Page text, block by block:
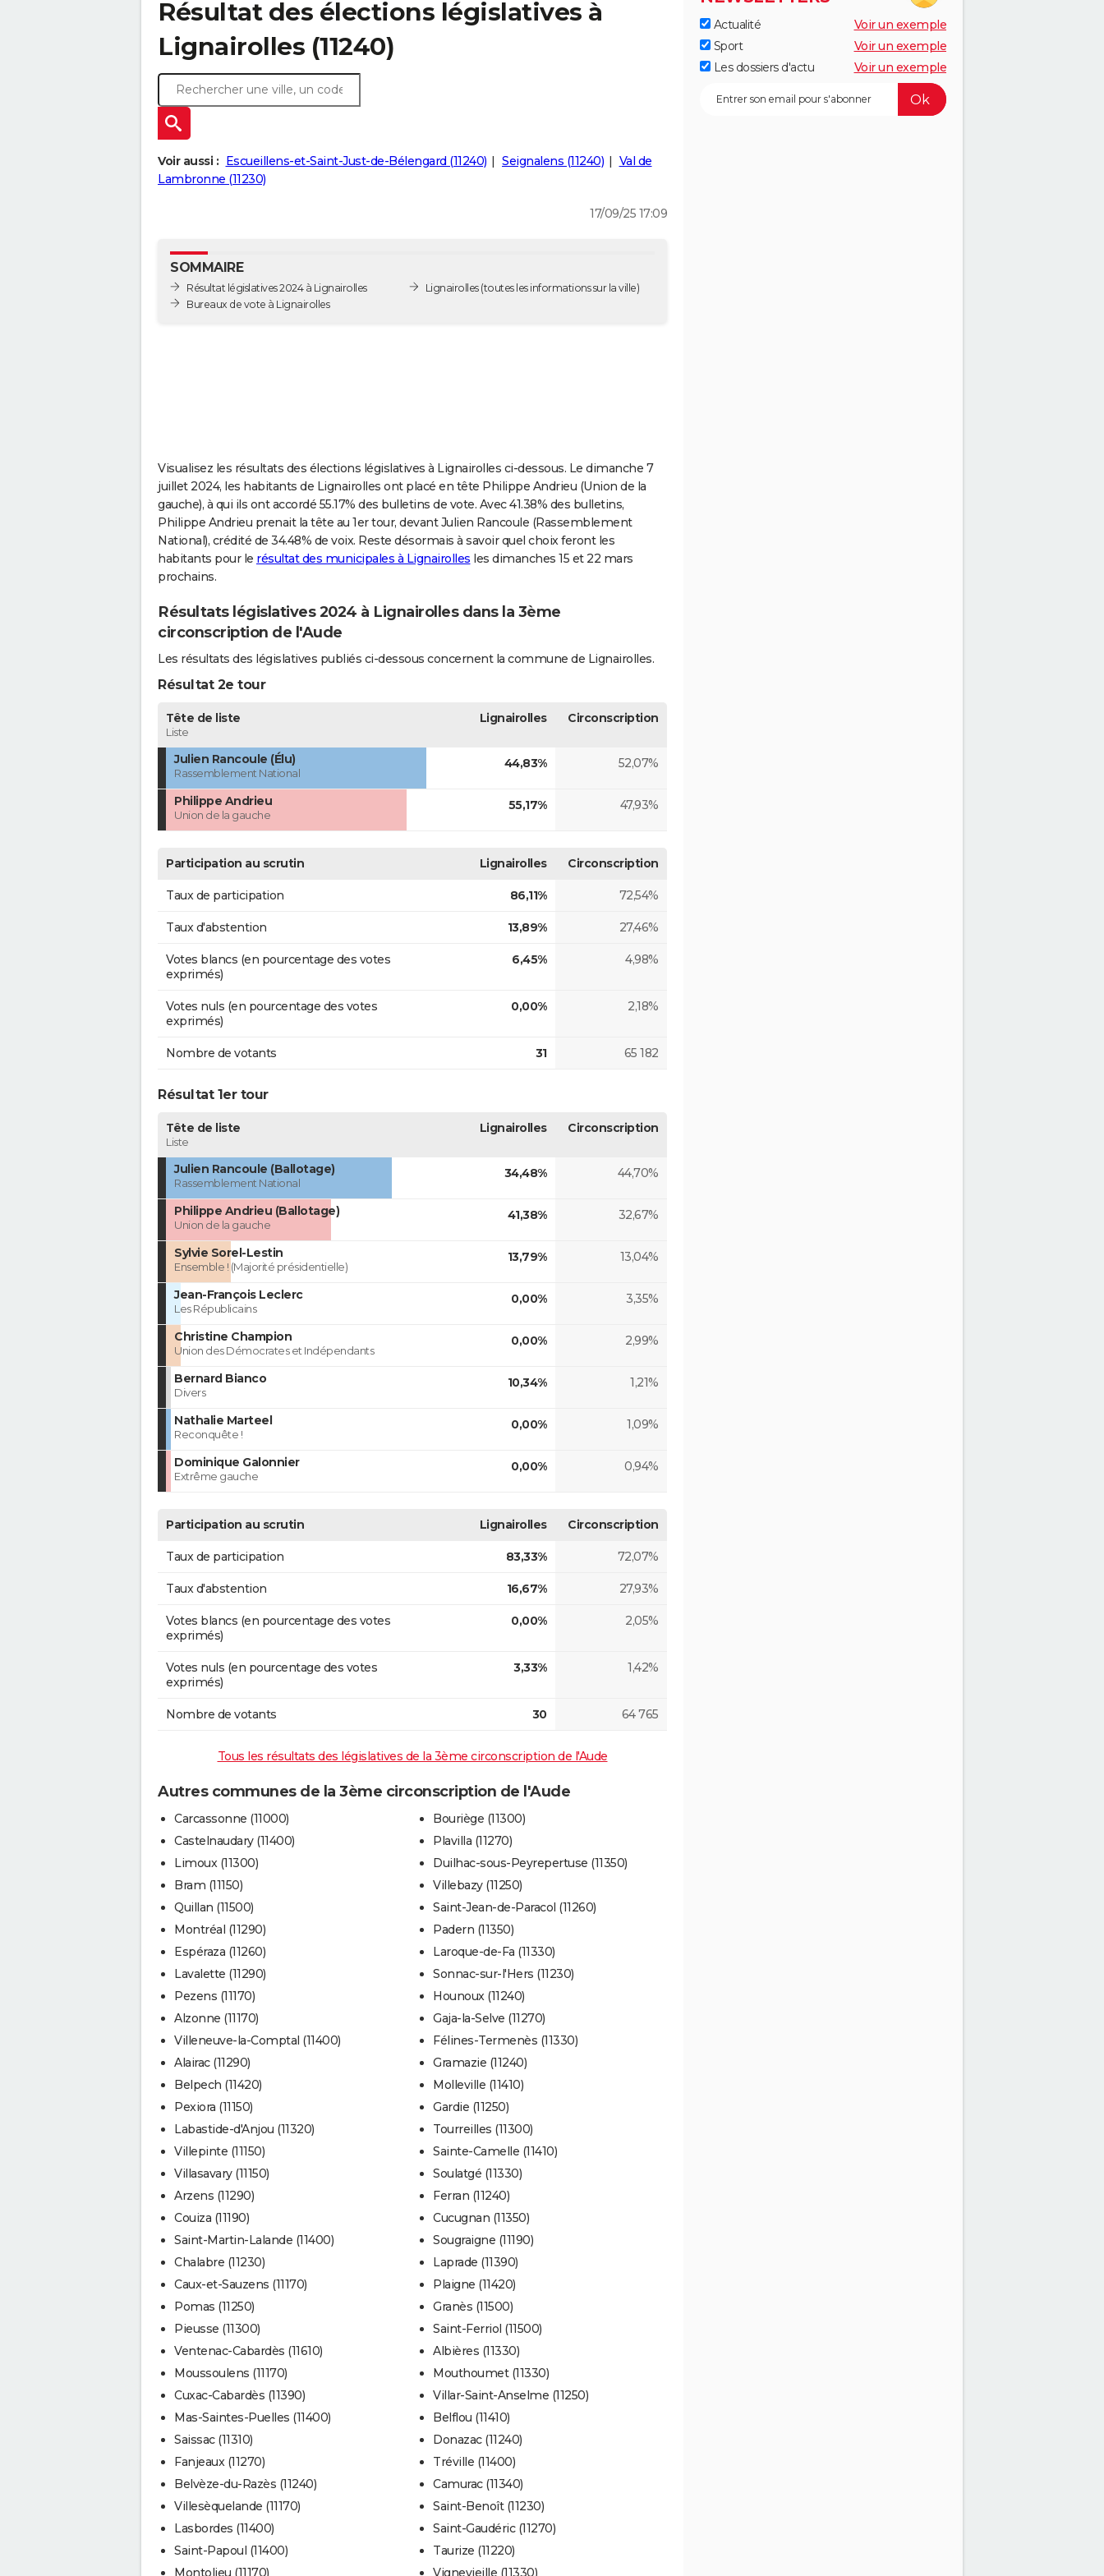
Résultat des élections législatives à
Lignairolles (11240)
Voir aussi : Escueillens-et-Saint-Just-de-Bélengard (11240) Seignalens (11240)
Val de
Lambronne (11230)
17/09/25 17:09
SOMMAIRE
Résultat législatives 2024 à Lignairolles
Bureaux de vote à Lignairolles
Lignairolles(toutes les informations sur la ville)
Visualisez les résultats des élections législatives à Lignairolles ci-dessous. Le dimanche 7
juillet 2024, les habitants de Lignairolles ont placé en tête Philippe Andrieu (Union de la
gauche), à qui ils ont accordé 55.17% des bulletins de vote. Avec 41.38% des bulletins,
Philippe Andrieu prenait la tête au 1er tour, devant Julien Rancoule (Rassemblement
National), crédité de 34.48% de voix. Reste désormais à savoir quel choix feront les
habitants pour le résultat des municipales à Lignairolles les dimanches 15 et 22 mars
prochains.
Résultats législatives 2024 à Lignairolles dans la 3ème
circonscription de l'Aude
Les résultats des législatives publiés ci-dessous concernent la commune de Lignairolles.
Résultat 2e tour
Tête de liste
Liste
Lignairolles Circonscription
Julien Rancoule (Élu)
Rassemblement National
44,83% 52,07%
Philippe Andrieu
Union de la gauche
55,17% 47,93%
Participation au scrutin Lignairolles Circonscription
Taux de participation 86,11% 72,54%
Taux d'abstention 13,89% 27,46%
Votes blancs (en pourcentage des votes
exprimés)
6,45% 4,98%
Votes nuls (en pourcentage des votes
exprimés)
0,00% 2,18%
Nombre de votants 31 65 182
Résultat 1er tour
Tête de liste
Liste
Lignairolles Circonscription
Julien Rancoule (Ballotage)
Rassemblement National
34,48% 44,70%
Philippe Andrieu (Ballotage)
Union de la gauche
41,38% 32,67%
Sylvie Sorel-Lestin
Ensemble ! (Majorité présidentielle)
13,79% 13,04%
Jean-François Leclerc
Les Républicains
0,00% 3,35%
Christine Champion
Union des Démocrates et Indépendants
0,00% 2,99%
Bernard Bianco
Divers
10,34% 1,21%
Nathalie Marteel
Reconquête !
0,00% 1,09%
Dominique Galonnier
Extrême gauche
0,00% 0,94%
Participation au scrutin Lignairolles Circonscription
Taux de participation 83,33% 72,07%
Taux d'abstention 16,67% 27,93%
Votes blancs (en pourcentage des votes
exprimés)
0,00% 2,05%
Votes nuls (en pourcentage des votes
exprimés)
3,33% 1,42%
Nombre de votants 30 64 765
Tous les résultats des législatives de la 3ème circonscription de l'Aude
Autres communes de la 3ème circonscription de l'Aude
Carcassonne (11000)
Castelnaudary (11400)
Limoux (11300)
Bram (11150)
Quillan (11500)
Montréal (11290)
Espéraza (11260)
Lavalette (11290)
Pezens (11170)
Alzonne (11170)
Villeneuve-la-Comptal (11400)
Alairac (11290)
Belpech (11420)
Pexiora (11150)
Labastide-d'Anjou (11320)
Villepinte (11150)
Villasavary (11150)
Arzens (11290)
Couiza (11190)
Saint-Martin-Lalande (11400)
Chalabre (11230)
Caux-et-Sauzens (11170)
Pomas (11250)
Pieusse (11300)
Ventenac-Cabardès (11610)
Moussoulens (11170)
Cuxac-Cabardès (11390)
Mas-Saintes-Puelles (11400)
Saissac (11310)
Fanjeaux (11270)
Belvèze-du-Razès (11240)
Villesèquelande (11170)
Lasbordes (11400)
Saint-Papoul (11400)
Montolieu (11170)
Bouriège (11300)
Plavilla (11270)
Duilhac-sous-Peyrepertuse (11350)
Villebazy (11250)
Saint-Jean-de-Paracol (11260)
Padern (11350)
Laroque-de-Fa (11330)
Sonnac-sur-l'Hers (11230)
Hounoux (11240)
Gaja-la-Selve (11270)
Félines-Termenès (11330)
Gramazie (11240)
Molleville (11410)
Gardie (11250)
Tourreilles (11300)
Sainte-Camelle (11410)
Soulatgé (11330)
Ferran (11240)
Cucugnan (11350)
Sougraigne (11190)
Laprade (11390)
Plaigne (11420)
Granès (11500)
Saint-Ferriol (11500)
Albières (11330)
Mouthoumet (11330)
Villar-Saint-Anselme (11250)
Belflou (11410)
Donazac (11240)
Tréville (11400)
Camurac (11340)
Saint-Benoît (11230)
Saint-Gaudéric (11270)
Taurize (11220)
Vignevieille (11330)
Actualité
Voir un exemple
Sport
Voir un exemple
Les dossiers d'actu
Voir un exemple